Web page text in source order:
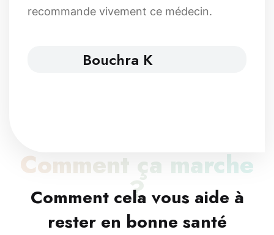
recommande vivement ce médecin.
Bouchra K
Comment ça marche
?
Comment cela vous aide à
rester en bonne santé